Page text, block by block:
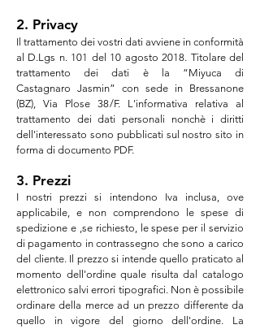
2. Privacy
Il trattamento dei vostri dati avviene in conformità
al D.Lgs n. 101 del 10 agosto 2018. Titolare del
trattamento dei dati è la “Miyuca di
Castagnaro Jasmin” con sede in Bressanone
(BZ), Via Plose 38/F. L'informativa relativa al
trattamento dei dati personali nonchè i diritti
dell'interessato sono pubblicati sul nostro sito in
forma di documento PDF.
3. Prezzi
I nostri prezzi si intendono Iva inclusa, ove
applicabile, e non comprendono le spese di
spedizione e ,se richiesto, le spese per il servizio
di pagamento in contrassegno che sono a carico
del cliente. Il prezzo si intende quello praticato al
momento dell'ordine quale risulta dal catalogo
elettronico salvi errori tipografici. Non è possibile
ordinare della merce ad un prezzo differente da
quello in vigore del giorno dell'ordine. La